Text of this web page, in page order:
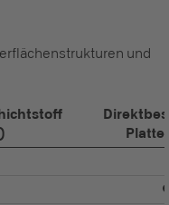
und
Platte